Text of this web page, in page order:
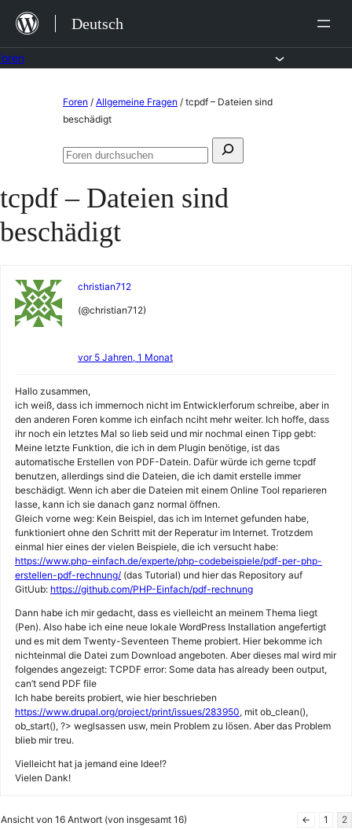
Zum
Inhalt
springen
Deutsch
Foren / Allgemeine Fragen / tcpdf – Dateien sind
beschädigt
Suchen
Foren
tcpdf – Dateien sind
beschädigt
christian712
(@christian712)
vor 5 Jahren, 1 Monat
Hallo zusammen,
ich weiß, dass ich immernoch nicht im Entwicklerforum schreibe, aber in
den anderen Foren komme ich einfach nciht mehr weiter. Ich hoffe, dass
ihr noch ein letztes Mal so lieb seid und mir nochmal einen Tipp gebt:
Meine letzte Funktion, die ich in dem Plugin benötige, ist das
automatische Erstellen von PDF-Datein. Dafür würde ich gerne tcpdf
benutzen, allerdings sind die Dateien, die ich damit erstelle immer
beschädigt. Wenn ich aber die Dateien mit einem Online Tool reparieren
lasse, kann ich sie danach ganz normal öffnen.
Gleich vorne weg: Kein Beispiel, das ich im Internet gefunden habe,
funktioniert ohne den Schritt mit der Reperatur im Internet. Trotzdem
einmal hier eines der vielen Beispiele, die ich versucht habe:
https://www.php-einfach.de/experte/php-codebeispiele/pdf-per-php-
erstellen-pdf-rechnung/ (das Tutorial) und hier das Repository auf
GitUub: https://github.com/PHP-Einfach/pdf-rechnung
Dann habe ich mir gedacht, dass es vielleicht an meinem Thema liegt
(Pen). Also habe ich eine neue lokale WordPress Installation angefertigt
und es mit dem Twenty-Seventeen Theme probiert. Hier bekomme ich
nichteinmal die Datei zum Download angeboten. Aber dieses mal wird mir
folgendes angezeigt: TCPDF error: Some data has already been output,
can’t send PDF file
Ich habe bereits probiert, wie hier beschrieben
https://www.drupal.org/project/print/issues/283950, mit ob_clean(),
ob_start(), ?> weglsassen usw, mein Problem zu lösen. Aber das Problem
blieb mir treu.
Vielleicht hat ja jemand eine Idee!?
Vielen Dank!
Ansicht von 16 Antwort (von insgesamt 16) ← 1 2